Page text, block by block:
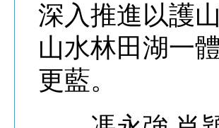
深入推進以護
山水林田湖一
更藍。